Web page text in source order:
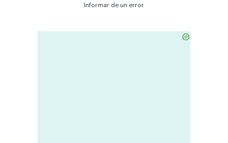
Informar de un error